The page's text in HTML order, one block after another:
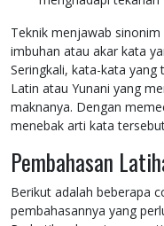
Teknik menjawab
imbuhan atau akar kata
Seringkali, kata-kata yang
Latin atau Yunani yang
maknanya. Dengan
menebak arti kata
Pembahasan
Berikut adalah beberapa
pembahasannya yang